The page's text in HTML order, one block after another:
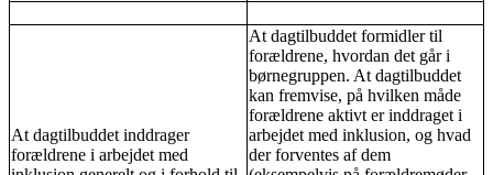
At dagtilbuddet inddrager
forældrene i arbejdet med
At dagtilbuddet formidler til
forældrene, hvordan det går i
børnegruppen. At dagtilbuddet
kan fremvise, på hvilken måde
forældrene aktivt er inddraget i
arbejdet med inklusion, og hvad
der forventes af dem